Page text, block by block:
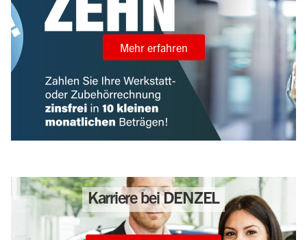
Mehr erfahren
Karriere bei DENZEL